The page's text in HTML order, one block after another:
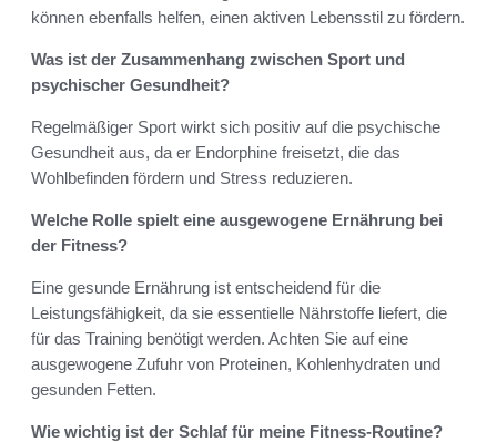
können ebenfalls helfen, einen aktiven Lebensstil zu fördern.
Was ist der Zusammenhang zwischen Sport und
psychischer Gesundheit?
Regelmäßiger Sport wirkt sich positiv auf die psychische
Gesundheit aus, da er Endorphine freisetzt, die das
Wohlbefinden fördern und Stress reduzieren.
Welche Rolle spielt eine ausgewogene Ernährung bei
der Fitness?
Eine gesunde Ernährung ist entscheidend für die
Leistungsfähigkeit, da sie essentielle Nährstoffe liefert, die
für das Training benötigt werden. Achten Sie auf eine
ausgewogene Zufuhr von Proteinen, Kohlenhydraten und
gesunden Fetten.
Wie wichtig ist der Schlaf für meine Fitness-Routine?